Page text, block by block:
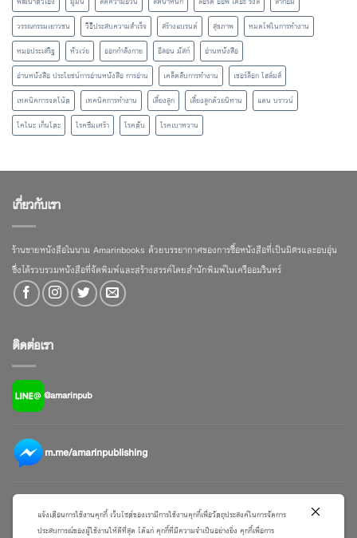
วรรณกรรมเยาวชน
วิธีประสบความสำเร็จ สร้างแบรนด์ สุขภาพ
หมดไฟในการทำงาน
หมอประเสริฐ
หัวเว่ย ออกกำลังกาย อีลอน มัสก์
อ่านหนังสือ
อ่านหนังสือ ประโยชน์การอ่านหนังสือ การอ่าน
เคล็ดลับการทำงาน
เชอร์ล็อก โฮล์มส์
เทคนิคการจดโน้ต
เทคนิคการทำงาน เลี้ยงลูก เลี้ยงลูกด้วยนิทาน
แดน บราวน์
โคโนะ เก็นโตะ
โรคซึมเศร้า โรคตับ โรคเบาหวาน
เกี่ยวกับเรา
ร้านขายหนังสือในนาม Amarinbooks ด้วยบรรยากาศของการซื้อหนังสือที่เป็นมิตรและอบอุ่น
ซึ่งได้รวบรวมหนังสือที่จัดพิมพ์และสร้างสรรค์โดยสำนักพิมพ์ในเครืออมรินทร์
ติดต่อเรา
@amarinpub
m.me/amarinpublishing
แจ้งเตือนการใช้งานคุกกี้ เว็บไซต์ของเรามีการใช้งานคุกกี้เพื่อวัตถุประสงค์ในการจัดการ
ประสบการณ์ของผู้ใช้งานให้ดีที่สุด ได้แก่ คุกกี้ที่มีความจำเป็นอย่างยิ่ง คุกกี้เพื่อการ